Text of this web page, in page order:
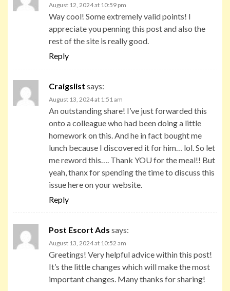
August 12, 2024 at 10:59 pm
Way cool! Some extremely valid points! I
appreciate you penning this post and also the
rest of the site is really good.
Reply
Craigslist says:
August 13, 2024 at 1:51 am
An outstanding share! I’ve just forwarded this
onto a colleague who had been doing a little
homework on this. And he in fact bought me
lunch because I discovered it for him… lol. So let
me reword this…. Thank YOU for the meal!! But
yeah, thanx for spending the time to discuss this
issue here on your website.
Reply
Post Escort Ads says:
August 13, 2024 at 10:52 am
Greetings! Very helpful advice within this post!
It’s the little changes which will make the most
important changes. Many thanks for sharing!